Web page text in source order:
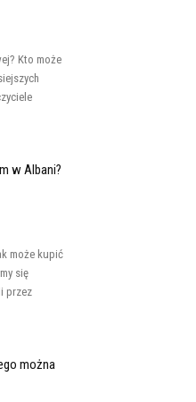
Kto może
w Albani?
może kupić
się
przez
można